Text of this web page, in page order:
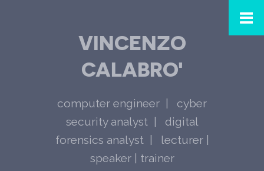
VINCENZO
CALABRO'
computer engineer
cyber
security analyst
digital
forensics analyst
lecturer |
speaker | trainer